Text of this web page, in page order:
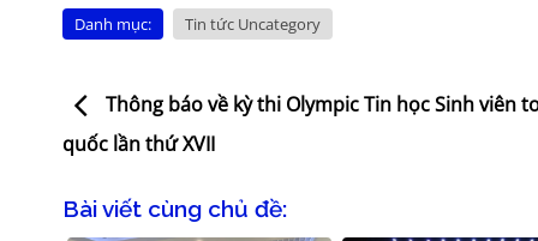
Danh mục: Tin tức Uncategory
Thông báo về kỳ thi Olympic Tin học Sinh viên
quốc lần thứ XVII
Bài viết cùng chủ đề: